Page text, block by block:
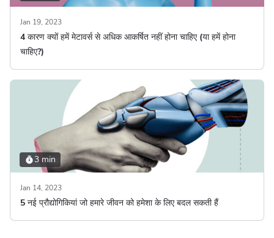
Jan 19, 2023
4 कारण क्यों हमें मेटावर्स से अधिक आकर्षित नहीं होना चाहिए (या हमें होना
चाहिए?)
3 min
Jan 14, 2023
5 नई प्रौद्योगिकियां जो हमारे जीवन को हमेशा के लिए बदल सकती हैं